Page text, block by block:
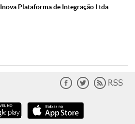
Inova Plataforma de Integração Ltda